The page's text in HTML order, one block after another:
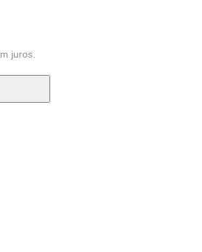
juros.